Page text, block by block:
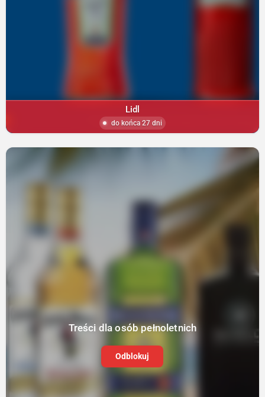
Lidl
do końca 27 dni
Treści dla osób pełnoletnich
Odblokuj